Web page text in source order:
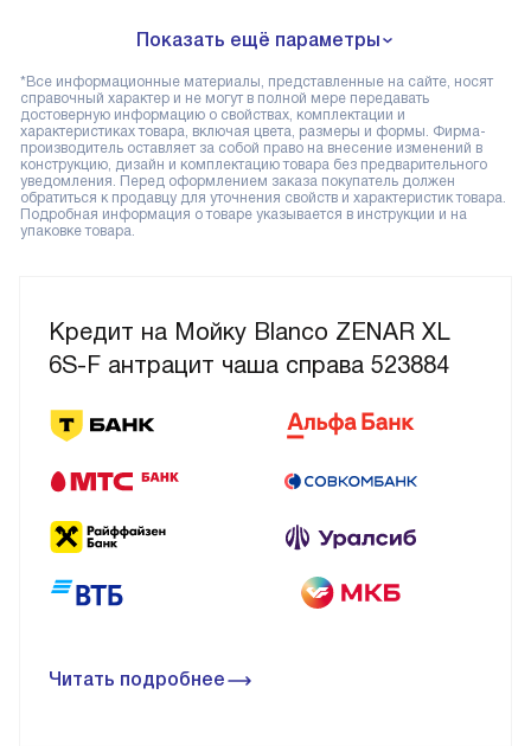
Кредит на Мойку Blanco ZENAR XL
6S-F антрацит чаша справа 523884
Читать подробнее
Показать ещё параметры
*Все информационные материалы, представленные на сайте, носят
справочный характер и не могут в полной мере передавать
достоверную информацию о свойствах, комплектации и
характеристиках товара, включая цвета, размеры и формы. Фирма-
производитель оставляет за собой право на внесение изменений в
конструкцию, дизайн и комплектацию товара без предварительного
уведомления. Перед оформлением заказа покупатель должен
обратиться к продавцу для уточнения свойств и характеристик товара.
Подробная информация о товаре указывается в инструкции и на
упаковке товара.